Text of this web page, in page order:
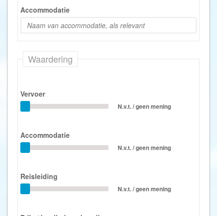
Accommodatie
Waardering
Vervoer
N.v.t. / geen mening
Accommodatie
N.v.t. / geen mening
Reisleiding
N.v.t. / geen mening